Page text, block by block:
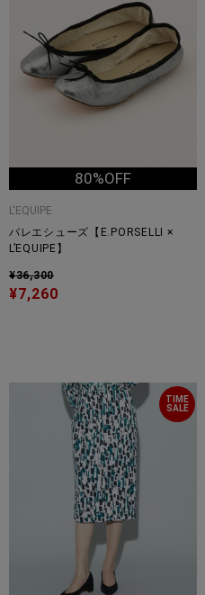
80%OFF
L'EQUIPE
バレエシューズ【E.PORSELLI ×
L’EQUIPE】
¥36,300
¥7,260
TIME
SALE